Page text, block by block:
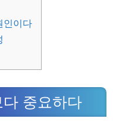
인이다
중요하다